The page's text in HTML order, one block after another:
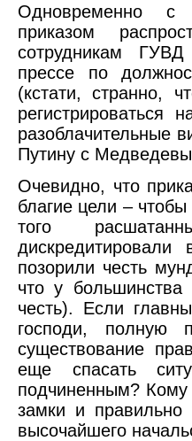
Одновременно с
приказом
сотрудникам
прессе по
(кстати, странно,
регистрироваться
разоблачительные
Путину с
Очевидно, что
благие цели –
того
позорили честь
что у большинства
честь). Если
господи, полную
существование
еще спасать
подчиненным?
замки и
высочайшего